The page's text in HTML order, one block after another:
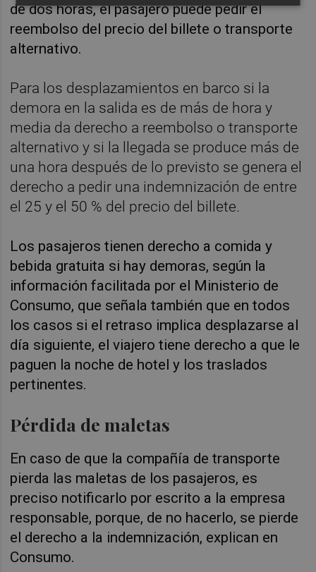
de dos horas, el pasajero puede pedir el
reembolso del precio del billete o transporte
alternativo.
Para los desplazamientos en barco si la
demora en la salida es de más de hora y
media da derecho a reembolso o transporte
alternativo y si la llegada se produce más de
una hora después de lo previsto se genera el
derecho a pedir una indemnización de entre
el 25 y el 50 % del precio del billete.
Los pasajeros tienen derecho a comida y
bebida gratuita si hay demoras, según la
información facilitada por el Ministerio de
Consumo, que señala también que en todos
los casos si el retraso implica desplazarse al
día siguiente, el viajero tiene derecho a que le
paguen la noche de hotel y los traslados
pertinentes.
Pérdida de maletas
En caso de que la compañía de transporte
pierda las maletas de los pasajeros, es
preciso notificarlo por escrito a la empresa
responsable, porque, de no hacerlo, se pierde
el derecho a la indemnización, explican en
Consumo.